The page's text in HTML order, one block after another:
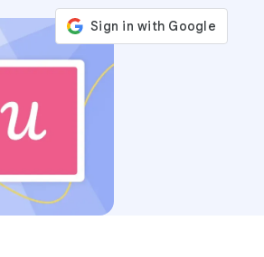
de adopción digital
en la que confían